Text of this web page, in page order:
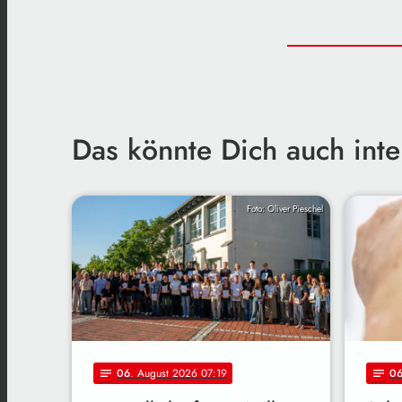
Das könnte Dich auch
Foto: Oliver Pieschel
notes 06. August 2026 07:19 notes 06